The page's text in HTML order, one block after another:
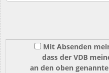
Mit Absenden
dass der VDB
an den oben